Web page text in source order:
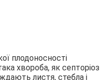
плодоносності
хвороба, як септоріоз
листя, стебла і